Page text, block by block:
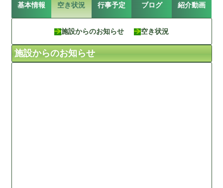
基本情報 空き状況 行事予定 ブログ 紹介動画
施設からのお知らせ 空き状況
施設からのお知らせ